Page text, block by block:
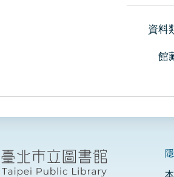
資料
館